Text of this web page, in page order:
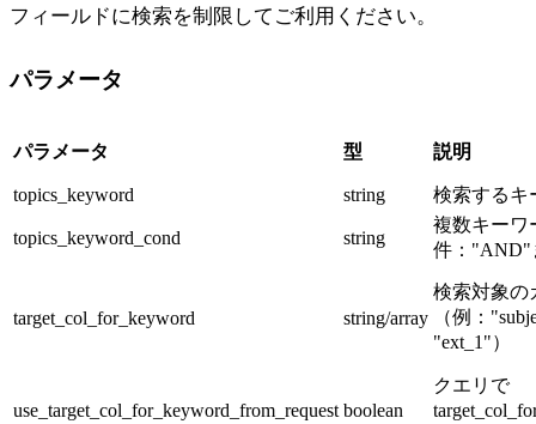
フィールドに検索を制限してご利用ください。
パラメータ
パラメータ 型 説明
topics_keyword string 検索するキ
topics_keyword_cond string
複数キーワ
件："AND"
target_col_for_keyword string/array
検索対象の
（例：
"ext_1"）
use_target_col_for_keyword_from_request boolean
クエリで